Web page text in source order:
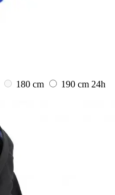
180 cm 190 cm 24h